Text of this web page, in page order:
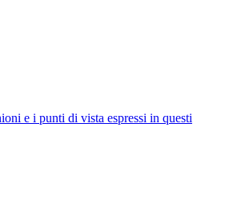
e i punti di vista espressi in questi